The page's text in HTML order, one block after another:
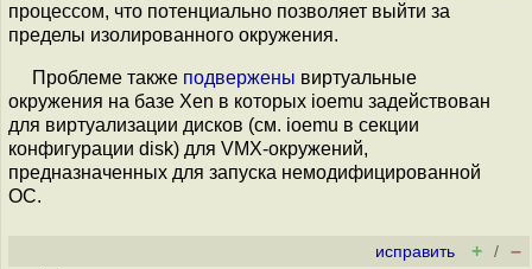
процессом, что потенциально позволяет выйти за
пределы изолированного окружения.
Проблеме также подвержены виртуальные
окружения на базе Xen в которых ioemu задействован
для виртуализации дисков (см. ioemu в секции
конфигурации disk) для VMX-окружений,
предназначенных для запуска немодифицированной
ОС.
исправить + / –